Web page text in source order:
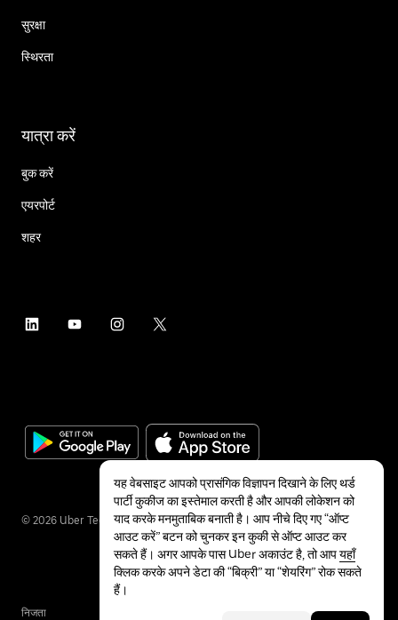
सुरक्षा
स्थिरता
यात्रा करें
बुक करें
एयरपोर्ट
शहर
© 2026 Uber Technologies Inc.
निजता
यह वेबसाइट आपको प्रासंगिक विज्ञापन दिखाने के लिए थर्ड
पार्टी कुकीज का इस्तेमाल करती है और आपकी लोकेशन को
याद करके मनमुताबिक बनाती है। आप नीचे दिए गए “ऑप्ट
आउट करें” बटन को चुनकर इन कुकी से ऑप्ट आउट कर
सकते हैं। अगर आपके पास Uber अकाउंट है, तो आपयहाँ
क्लिक करके अपने डेटा की “बिक्री” या “शेयरिंग” रोक सकते
हैं।